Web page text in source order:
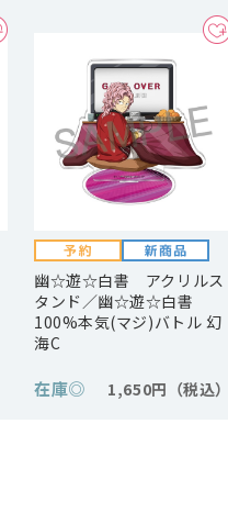
幽☆遊☆白書 アクリルス
タンド／幽☆遊☆白書
100%本気(マジ)バトル 幻
海C
在庫◎ 1,650円